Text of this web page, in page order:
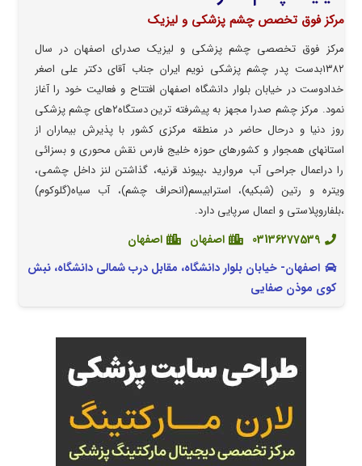
مرکز فوق تخصص چشم پزشکی و لیزیک
مرکز فوق تخصصی چشم پزشکی و لیزیک صدرای اصفهان در سال
۱۳۸۲بدست پدر چشم پزشکی نویم ایران جناب آقای دکتر علی اصغر
خدادوست در خیابان بلوار دانشگاه اصفهان افتتاح و فعالیت خود را آغاز
نمود. مرکز چشم صدرا مجهز به پیشرفته ترین دستگاه۲های چشم پزشکی
روز دنیا و درحال حاضر در منطقه مرکزی کشور با پذیرش بیماران از
استانهای همجوار و کشورهای حوزه خلیج فارس نقش محوری و بسزائی
را دراعمال جراحی آب مروارید ،پیوند قرنیه، گذاشتن لنز داخل چشمی،
ویتره و رتین (شبکیه)، استرابیسم(انحراف چشم)، آب سیاه(گلوکوم)
،بلفاروپلاستی و اعمال سرپایی دارد.
03136277539 اصفهان
اصفهان
اصفهان- خیابان بلوار دانشگاه، مقابل درب شمالی دانشگاه، نبش
کوی موذن صفایی